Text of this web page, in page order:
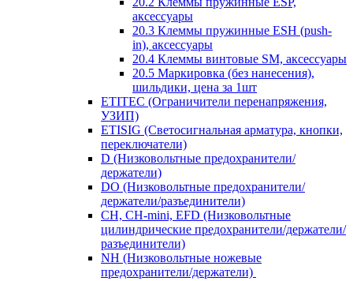
аксессуары
20.3 Клеммы пружинные ESH (push-
in), аксессуары
20.4 Клеммы винтовые SM, аксессуары
20.5 Маркировка (без нанесения),
шильдики, цена за 1шт
ETITEC (Ограничители перенапряжения,
УЗИП)
ETISIG (Светосигнальная арматура, кнопки,
переключатели)
D (Низковольтные предохранители/
держатели)
DO (Низковольтные предохранители/
держатели/разъединители)
CH, CH-mini, EFD (Низковольтные
цилиндрические предохранители/держатели/
разъединители)
NH (Низковольтные ножевые
предохранители/держатели)